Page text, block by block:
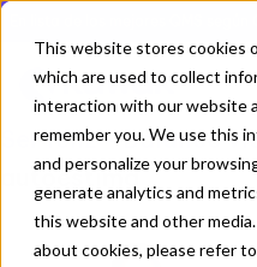
This website stores cookies
which are used to collect
interaction with our website
remember you. We use this
and personalize your
generate analytics and
this website and other
about cookies, please refer
Ser feliz - Balance
autoestima